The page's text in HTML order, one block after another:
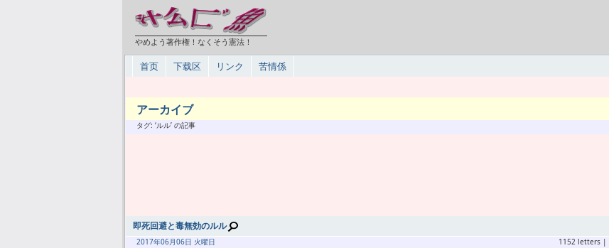
やめよう著作権！なくそう憲法！
首页 下载区 リンク 苦情係
アーカイブ
タグ: ‘ルル’ の記事
即死回避と毒無効のルル
2017年06月06日 火曜日
1152 letters |